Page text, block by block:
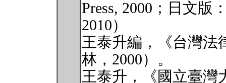
Press, 2000；日文版
2010）
王泰升編，《台灣法
林，2000）。
王泰升，《國立臺灣